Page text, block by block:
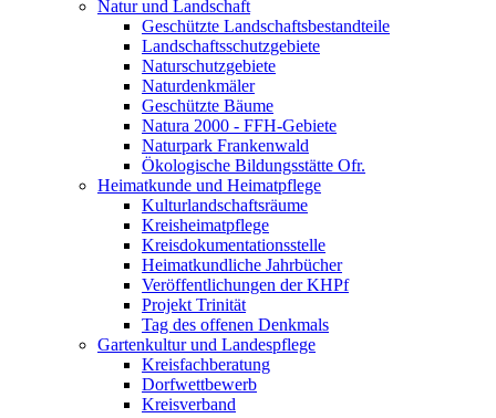
Natur und Landschaft
Geschützte Landschaftsbestandteile
Landschaftsschutzgebiete
Naturschutzgebiete
Naturdenkmäler
Geschützte Bäume
Natura 2000 - FFH-Gebiete
Naturpark Frankenwald
Ökologische Bildungsstätte Ofr.
Heimatkunde und Heimatpflege
Kulturlandschaftsräume
Kreisheimatpflege
Kreisdokumentationsstelle
Heimatkundliche Jahrbücher
Veröffentlichungen der KHPf
Projekt Trinität
Tag des offenen Denkmals
Gartenkultur und Landespflege
Kreisfachberatung
Dorfwettbewerb
Kreisverband